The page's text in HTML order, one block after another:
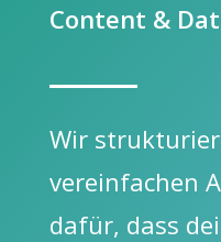
Content &
Wir
vereinfachen
dafür, dass